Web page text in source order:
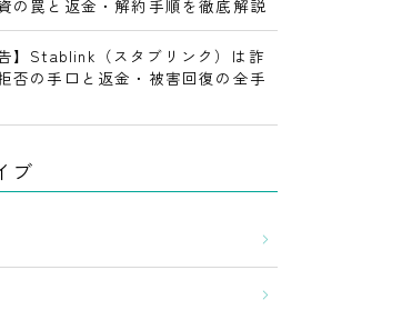
の罠と返金・解約手順を徹底解説
告】Stablink（スタブリンク）は詐
否の手口と返金・被害回復の全手
ブ